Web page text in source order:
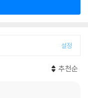
설정
추천순